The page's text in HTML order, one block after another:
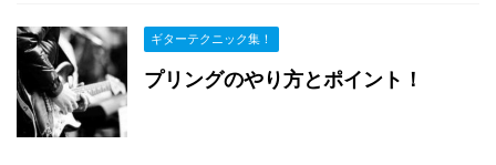
ギターテクニック集！
プリングのやり方とポイント！